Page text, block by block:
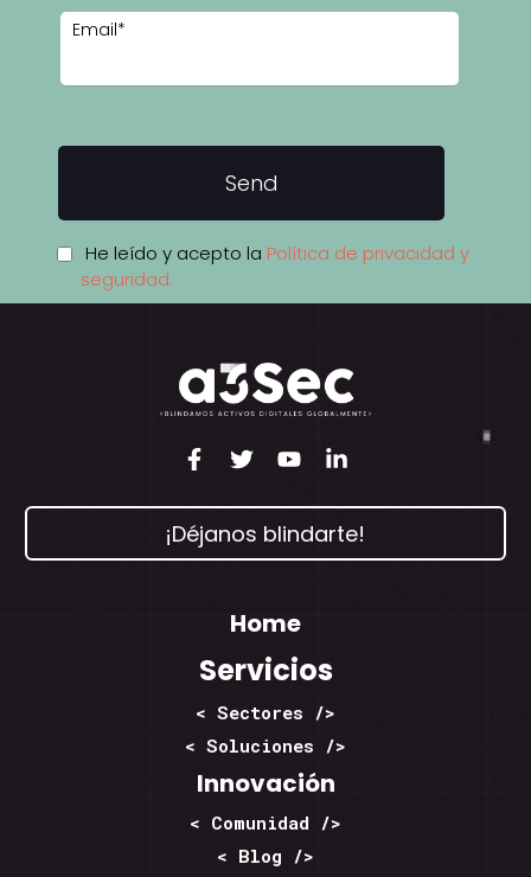
Email*
He leído y acepto la Política de privacidad y
seguridad.
¡Déjanos blindarte!
Home
Servicios
< Sectores />
< Soluciones />
Innovación
< Comunidad />
< Blog />